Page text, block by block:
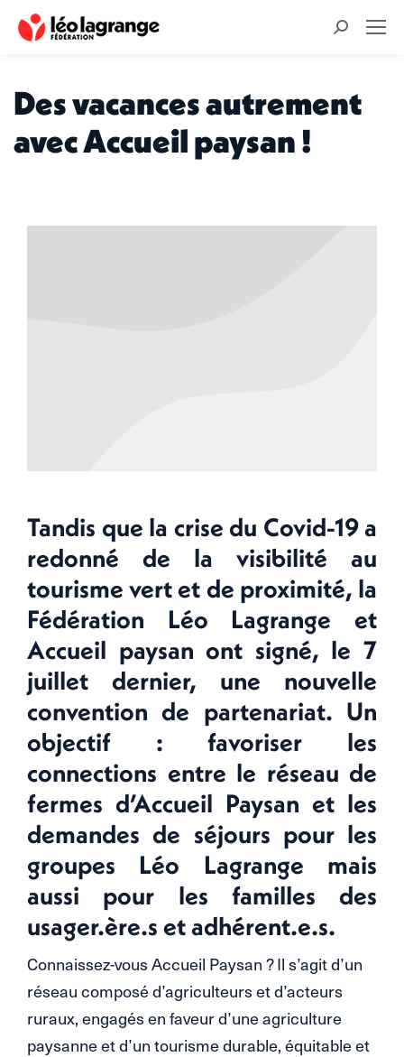
Recherche
Des vacances autrement
avec Accueil paysan !
Tandis que la crise du Covid-19 a
redonné de la visibilité au
tourisme vert et de proximité, la
Fédération Léo Lagrange et
Accueil paysan ont signé, le 7
juillet dernier, une nouvelle
convention de partenariat. Un
objectif : favoriser les
connections entre le réseau de
fermes d’Accueil Paysan et les
demandes de séjours pour les
groupes Léo Lagrange mais
aussi pour les familles des
usager.ère.s et adhérent.e.s.
Connaissez-vous Accueil Paysan ? Il s’agit d’un
réseau composé d’agriculteurs et d’acteurs
ruraux, engagés en faveur d’une agriculture
paysanne et d’un tourisme durable, équitable et